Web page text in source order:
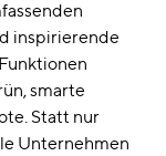
inspirierende
smarte
Statt nur
Unternehmen